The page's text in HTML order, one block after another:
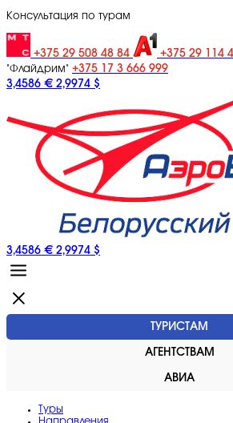
Консультация по турам
+375 29 508 48 84 +375 29 114
"Флайдрим" +375 17 3 666 999
3,4586 € 2,9974 $
3,4586 € 2,9974 $
ТУРИСТАМ
АГЕНТСТВАМ
АВИА
Туры